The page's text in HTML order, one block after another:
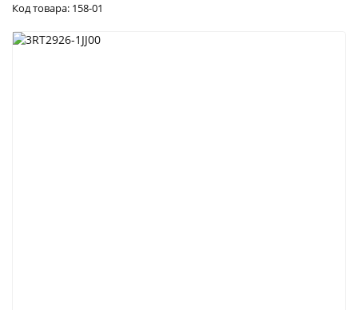
Код товара: 158-01